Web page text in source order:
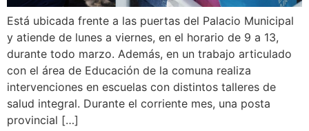
Está ubicada frente a las puertas del Palacio Municipal
y atiende de lunes a viernes, en el horario de 9 a 13,
durante todo marzo. Además, en un trabajo articulado
con el área de Educación de la comuna realiza
intervenciones en escuelas con distintos talleres de
salud integral. Durante el corriente mes, una posta
provincial […]